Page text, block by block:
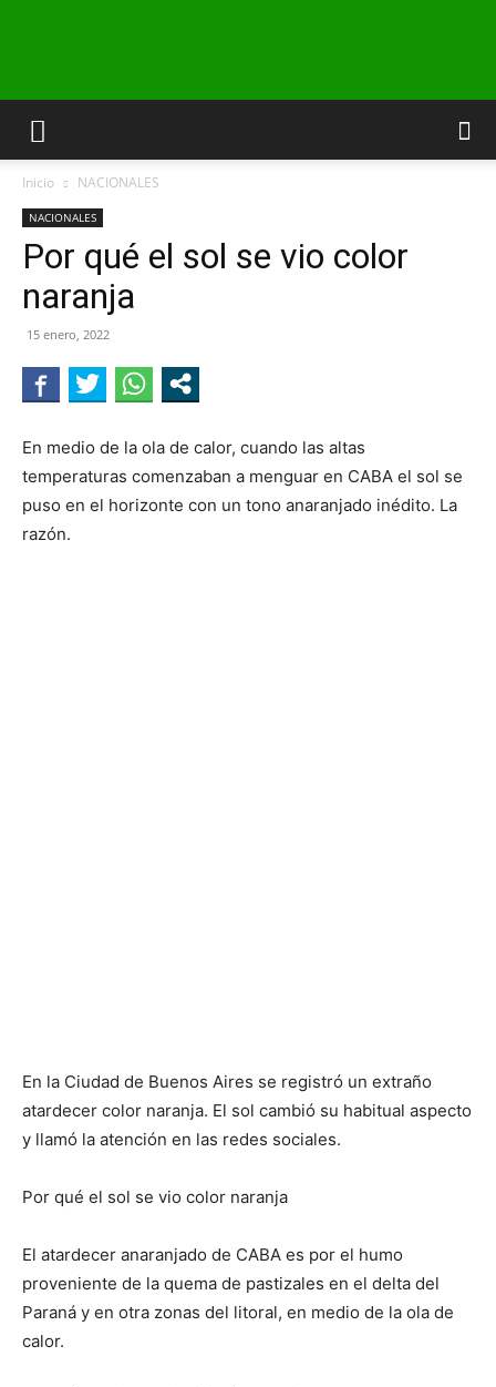
INFO24
Inicio NACIONALES
NACIONALES
Por qué el sol se vio color
naranja
15 enero, 2022
En medio de la ola de calor, cuando las altas
temperaturas comenzaban a menguar en CABA el sol se
puso en el horizonte con un tono anaranjado inédito. La
razón.
En la Ciudad de Buenos Aires se registró un extraño
atardecer color naranja. El sol cambió su habitual aspecto
y llamó la atención en las redes sociales.
Por qué el sol se vio color naranja
El atardecer anaranjado de CABA es por el humo
proveniente de la quema de pastizales en el delta del
Paraná y en otra zonas del litoral, en medio de la ola de
calor.